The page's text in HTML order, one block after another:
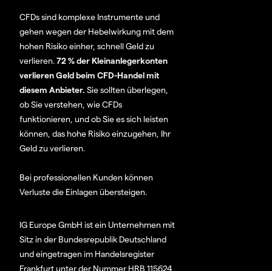
CFDs sind komplexe Instrumente und
gehen wegen der Hebelwirkung mit dem
hohen Risiko einher, schnell Geld zu
verlieren.72 % der Kleinanlegerkonten
verlieren Geld beim CFD-Handel mit
diesem Anbieter. Sie sollten überlegen,
ob Sie verstehen, wie CFDs
funktionieren, und ob Sie es sich leisten
können, das hohe Risiko einzugehen, Ihr
Geld zu verlieren.
Bei professionellen Kunden können
Verluste die Einlagen übersteigen.
IG Europe GmbH ist ein Unternehmen mit
Sitz in der Bundesrepublik Deutschland
und eingetragen im Handelsregister
Frankfurt unter der Nummer HRB 115624